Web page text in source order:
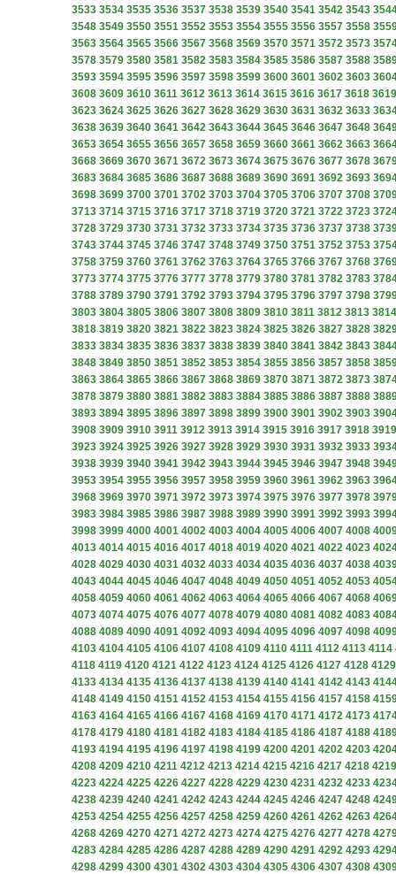
3533 3534 3535 3536 3537 3538 3539 3540 3541 3542 3543
3548 3549 3550 3551 3552 3553 3554 3555 3556 3557 3558
3563 3564 3565 3566 3567 3568 3569 3570 3571 3572 3573
3578 3579 3580 3581 3582 3583 3584 3585 3586 3587 3588
3593 3594 3595 3596 3597 3598 3599 3600 3601 3602 3603
3608 3609 3610 3611 3612 3613 3614 3615 3616 3617 3618 3619
3623 3624 3625 3626 3627 3628 3629 3630 3631 3632 3633
3638 3639 3640 3641 3642 3643 3644 3645 3646 3647 3648
3653 3654 3655 3656 3657 3658 3659 3660 3661 3662 3663
3668 3669 3670 3671 3672 3673 3674 3675 3676 3677 3678
3683 3684 3685 3686 3687 3688 3689 3690 3691 3692 3693
3698 3699 3700 3701 3702 3703 3704 3705 3706 3707 3708
3713 3714 3715 3716 3717 3718 3719 3720 3721 3722 3723
3728 3729 3730 3731 3732 3733 3734 3735 3736 3737 3738
3743 3744 3745 3746 3747 3748 3749 3750 3751 3752 3753
3758 3759 3760 3761 3762 3763 3764 3765 3766 3767 3768
3773 3774 3775 3776 3777 3778 3779 3780 3781 3782 3783
3788 3789 3790 3791 3792 3793 3794 3795 3796 3797 3798
3803 3804 3805 3806 3807 3808 3809 3810 3811 3812 3813 3814
3818 3819 3820 3821 3822 3823 3824 3825 3826 3827 3828
3833 3834 3835 3836 3837 3838 3839 3840 3841 3842 3843
3848 3849 3850 3851 3852 3853 3854 3855 3856 3857 3858
3863 3864 3865 3866 3867 3868 3869 3870 3871 3872 3873
3878 3879 3880 3881 3882 3883 3884 3885 3886 3887 3888
3893 3894 3895 3896 3897 3898 3899 3900 3901 3902 3903
3908 3909 3910 3911 3912 3913 3914 3915 3916 3917 3918 3919
3923 3924 3925 3926 3927 3928 3929 3930 3931 3932 3933
3938 3939 3940 3941 3942 3943 3944 3945 3946 3947 3948
3953 3954 3955 3956 3957 3958 3959 3960 3961 3962 3963
3968 3969 3970 3971 3972 3973 3974 3975 3976 3977 3978
3983 3984 3985 3986 3987 3988 3989 3990 3991 3992 3993
3998 3999 4000 4001 4002 4003 4004 4005 4006 4007 4008
4013 4014 4015 4016 4017 4018 4019 4020 4021 4022 4023
4028 4029 4030 4031 4032 4033 4034 4035 4036 4037 4038
4043 4044 4045 4046 4047 4048 4049 4050 4051 4052 4053
4058 4059 4060 4061 4062 4063 4064 4065 4066 4067 4068
4073 4074 4075 4076 4077 4078 4079 4080 4081 4082 4083
4088 4089 4090 4091 4092 4093 4094 4095 4096 4097 4098
4103 4104 4105 4106 4107 4108 4109 4110 4111 4112 4113 4114
4118 4119 4120 4121 4122 4123 4124 4125 4126 4127 4128 4129
4133 4134 4135 4136 4137 4138 4139 4140 4141 4142 4143
4148 4149 4150 4151 4152 4153 4154 4155 4156 4157 4158
4163 4164 4165 4166 4167 4168 4169 4170 4171 4172 4173
4178 4179 4180 4181 4182 4183 4184 4185 4186 4187 4188
4193 4194 4195 4196 4197 4198 4199 4200 4201 4202 4203
4208 4209 4210 4211 4212 4213 4214 4215 4216 4217 4218 4219
4223 4224 4225 4226 4227 4228 4229 4230 4231 4232 4233
4238 4239 4240 4241 4242 4243 4244 4245 4246 4247 4248
4253 4254 4255 4256 4257 4258 4259 4260 4261 4262 4263
4268 4269 4270 4271 4272 4273 4274 4275 4276 4277 4278
4283 4284 4285 4286 4287 4288 4289 4290 4291 4292 4293
4298 4299 4300 4301 4302 4303 4304 4305 4306 4307 4308